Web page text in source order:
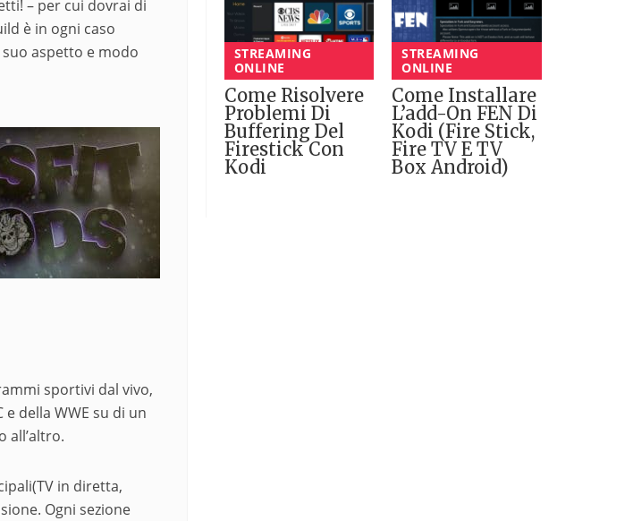
– per cui dovrai di
è in ogni caso
aspetto e modo
sportivi dal vivo,
della WWE su di un
all’altro.
in diretta,
Ogni sezione
STREAMING
ONLINE
Come Risolvere
Problemi Di
Buffering Del
Firestick Con
Kodi
STREAMING
ONLINE
Come Installare
L’add-On FEN Di
Kodi (Fire Stick,
Fire TV E TV
Box Android)